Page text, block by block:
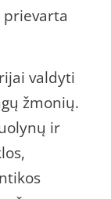
prievarta
valdyti
žmonių.
ir